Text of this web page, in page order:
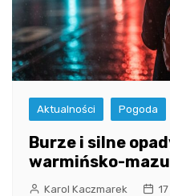
Aktualności Pogoda
Burze i silne
warmińsko-
Karol Kaczmarek